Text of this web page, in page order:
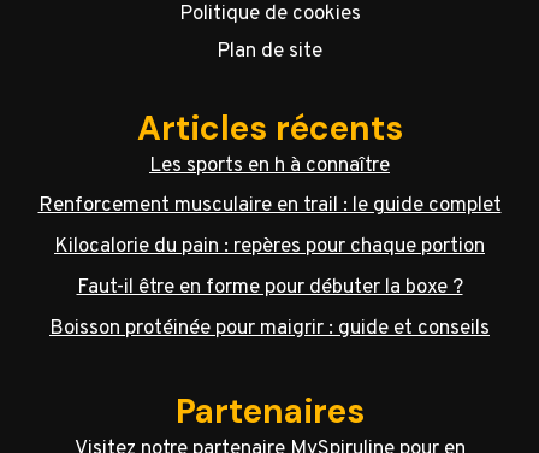
Politique de cookies
Plan de site
Articles récents
Les sports en h à connaître
Renforcement musculaire en trail : le guide complet
Kilocalorie du pain : repères pour chaque portion
Faut-il être en forme pour débuter la boxe ?
Boisson protéinée pour maigrir : guide et conseils
Partenaires